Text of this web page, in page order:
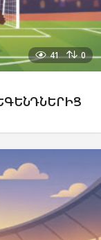
41 0